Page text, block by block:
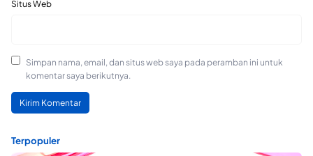
Situs Web
Simpan nama, email, dan situs web saya pada peramban ini untuk
komentar saya berikutnya.
Terpopuler